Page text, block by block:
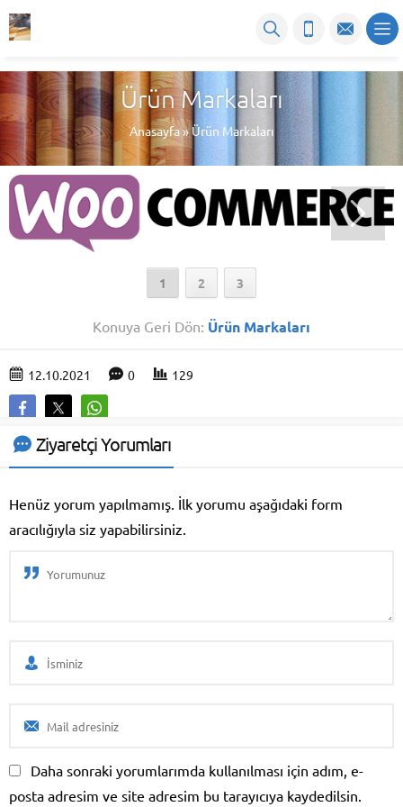
Ürün Markaları
Anasayfa»Ürün Markaları
1 2 3
Konuya Geri Dön: Ürün Markaları
12.10.2021 0 129
Ziyaretçi Yorumları
Henüz yorum yapılmamış. İlk yorumu aşağıdaki form
aracılığıyla siz yapabilirsiniz.
Daha sonraki yorumlarımda kullanılması için adım, e-
posta adresim ve site adresim bu tarayıcıya kaydedilsin.
Cevap Yaz